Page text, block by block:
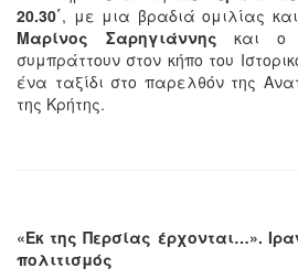
20.30΄, με μια βραδιά ομιλίας και
Μαρίνος Σαρηγιάννης και ο
συμπράττουν στον κήπο του
ένα ταξίδι στο παρελθόν της
της Κρήτης.
«Εκ της Περσίας έρχονται…».
πολιτισμός